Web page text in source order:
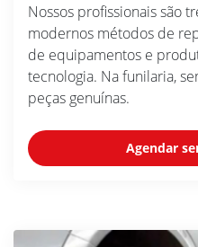
Nossos profissionais são
modernos métodos de
de equipamentos e
tecnologia. Na funilaria,
peças genuínas.
Agendar